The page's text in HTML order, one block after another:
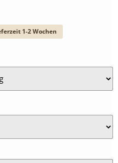
0 von 5 Sternen
1-2 Wochen